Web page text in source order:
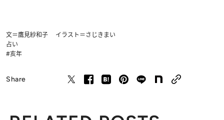
文＝鷹見紗和子 イラスト＝さじきまい
占い
#亥年
Share